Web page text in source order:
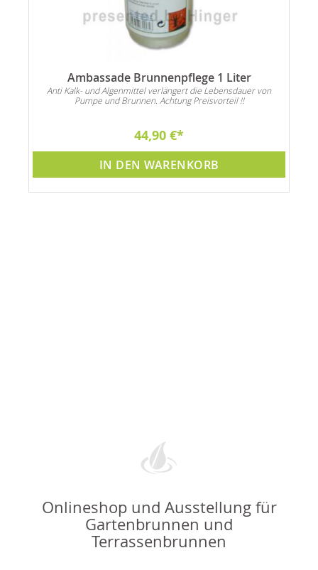
Ambassade Brunnenpflege 1 Liter
Anti Kalk- und Algenmittel verlängert die Lebensdauer von
Pumpe und Brunnen. Achtung Preisvorteil !!
44,90 €
IN DEN WARENKORB
Onlineshop und Ausstellung für
Gartenbrunnen und
Terrassenbrunnen